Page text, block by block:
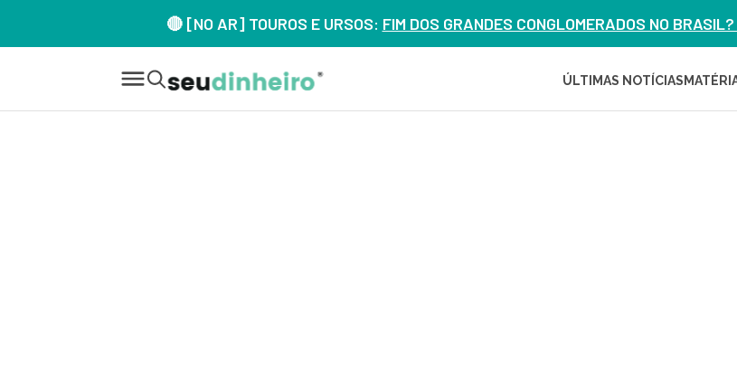
🔴 [NO AR] TOUROS E URSOS: FIM DOS GRANDES CONGLOMERADOS NO
ÚLTIMAS NOTÍCIAS